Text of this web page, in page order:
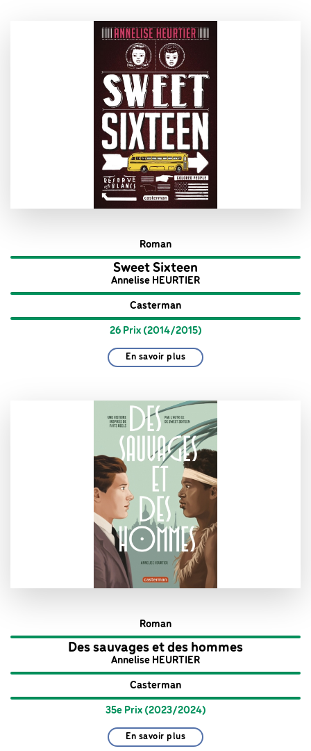
Roman
Sweet Sixteen
Annelise HEURTIER
Casterman
26 Prix (2014/2015)
En savoir plus
Roman
Des sauvages et des hommes
Annelise HEURTIER
Casterman
35e Prix (2023/2024)
En savoir plus